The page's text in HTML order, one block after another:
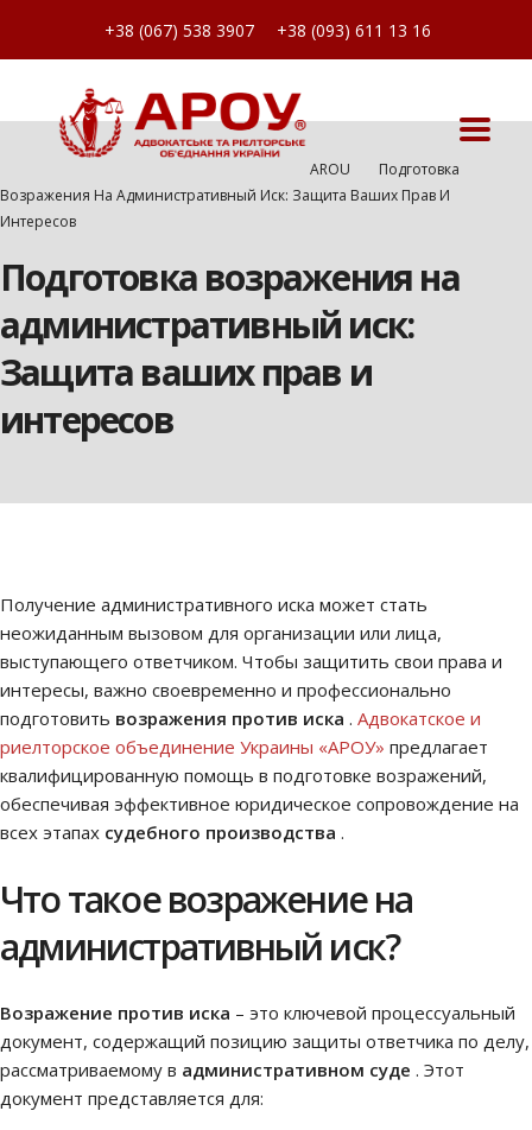
+38 (067) 538 3907 +38 (093) 611 13 16
AROU
Подготовка
Возражения На Административный Иск: Защита Ваших Прав И
Интересов
Подготовка возражения на
административный иск:
Защита ваших прав и
интересов
Получение административного иска может стать
неожиданным вызовом для организации или лица,
выступающего ответчиком. Чтобы защитить свои права и
интересы, важно своевременно и профессионально
подготовить возражения против иска . Адвокатское и
риелторское объединение Украины «АРОУ» предлагает
квалифицированную помощь в подготовке возражений,
обеспечивая эффективное юридическое сопровождение на
всех этапах судебного производства .
Что такое возражение на
административный иск?
Возражение против иска – это ключевой процессуальный
документ, содержащий позицию защиты ответчика по делу,
рассматриваемому в административном суде . Этот
документ представляется для: